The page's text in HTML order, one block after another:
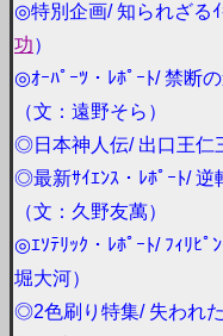
◎特別企画/ 知られざるｲ
功）
◎ｵｰﾊﾟｰﾂ・ﾚﾎﾟｰﾄ/ 禁断
（文：遠野そら）
◎日本神人伝/ 出口王仁
◎最新ｻｲｴﾝｽ・ﾚﾎﾟｰﾄ/ 逆
（文：久野友萬）
◎ｴｿﾃﾘｯｸ・ﾚﾎﾟｰﾄ/ ﾌｨﾘﾋﾟ
堀大河）
◎2色刷り特集/ 失われた